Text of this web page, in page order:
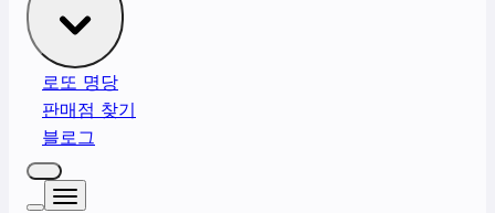
로또 명당
판매점 찾기
블로그